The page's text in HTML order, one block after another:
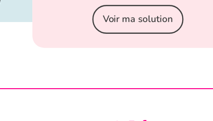
Voir ma solution